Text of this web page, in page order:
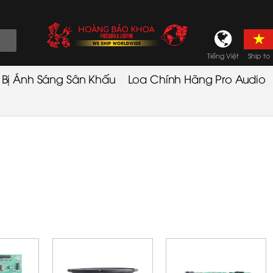
Tiếng Việt Ship to
Ánh Sáng Sân Khấu Loa Chính Hãng Pro Audio